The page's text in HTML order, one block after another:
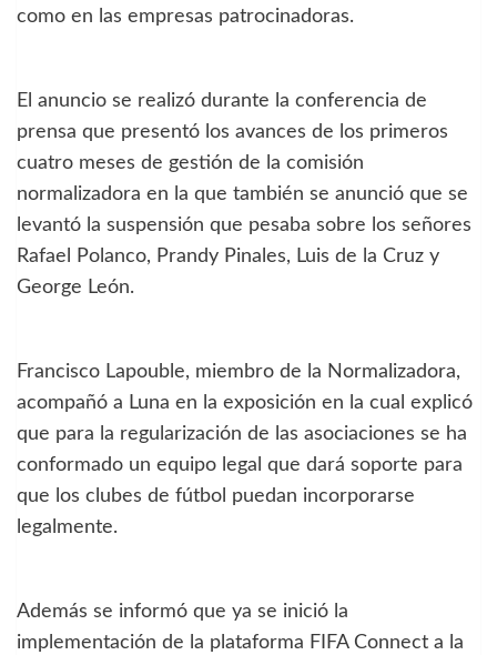
como en las empresas patrocinadoras.
El anuncio se realizó durante la conferencia de
prensa que presentó los avances de los primeros
cuatro meses de gestión de la comisión
normalizadora en la que también se anunció que se
levantó la suspensión que pesaba sobre los señores
Rafael Polanco, Prandy Pinales, Luis de la Cruz y
George León.
Francisco Lapouble, miembro de la Normalizadora,
acompañó a Luna en la exposición en la cual explicó
que para la regularización de las asociaciones se ha
conformado un equipo legal que dará soporte para
que los clubes de fútbol puedan incorporarse
legalmente.
Además se informó que ya se inició la
implementación de la plataforma FIFA Connect a la